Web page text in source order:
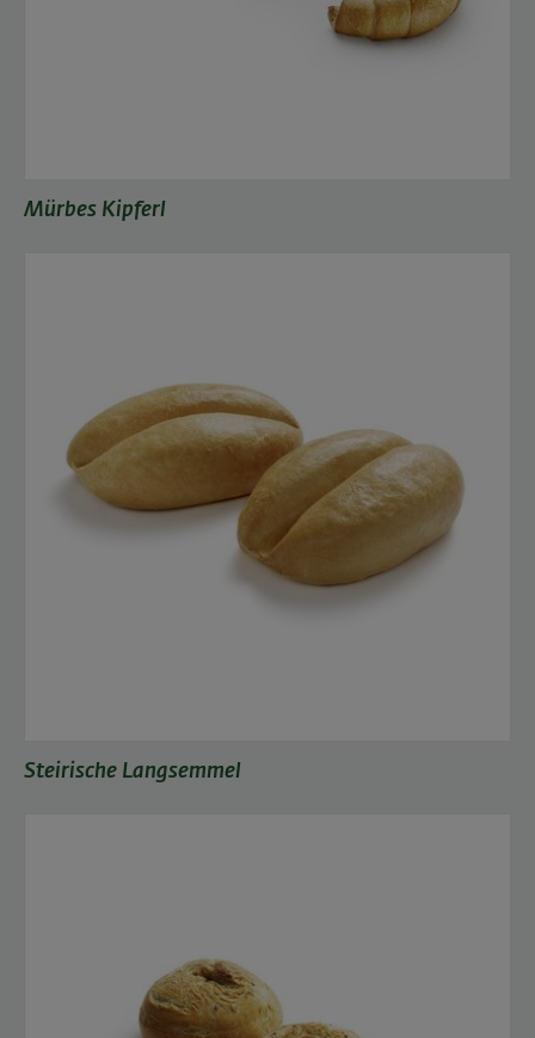
Mürbes Kipferl
Steirische Langsemmel